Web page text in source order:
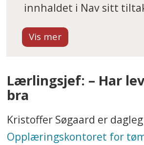
innhaldet i Nav sitt
Arbeidsførebuande
Det blir fleire
tilbydast lærlingløp
AFT. Dette gjer
endå meir likt det som
tilbydd i APRO, og i den
økonomiske situasjonen
Lærlingsjef: – Har
bra
Kristoffer Søgaard er
Opplæringskontoret for